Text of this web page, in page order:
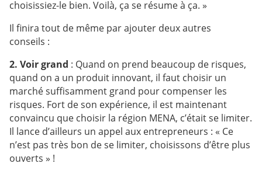
choisissiez-le bien. Voilà, ça se résume à ça. »
Il finira tout de même par ajouter deux autres
conseils :
2. Voir grand : Quand on prend beaucoup de risques,
quand on a un produit innovant, il faut choisir un
marché suffisamment grand pour compenser les
risques. Fort de son expérience, il est maintenant
convaincu que choisir la région MENA, c’était se limiter.
Il lance d’ailleurs un appel aux entrepreneurs : « Ce
n’est pas très bon de se limiter, choisissons d’être plus
ouverts » !